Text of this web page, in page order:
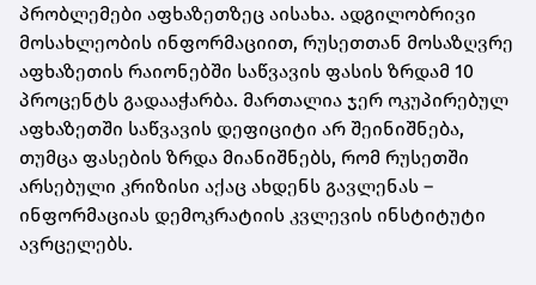
პრობლემები აფხაზეთზეც აისახა. ადგილობრივი
მოსახლეობის ინფორმაციით, რუსეთთან მოსაზღვრე
აფხაზეთის რაიონებში საწვავის ფასის ზრდამ 10
პროცენტს გადააჭარბა. მართალია ჯერ ოკუპირებულ
აფხაზეთში საწვავის დეფიციტი არ შეინიშნება,
თუმცა ფასების ზრდა მიანიშნებს, რომ რუსეთში
არსებული კრიზისი აქაც ახდენს გავლენას –
ინფორმაციას დემოკრატიის კვლევის ინსტიტუტი
ავრცელებს.